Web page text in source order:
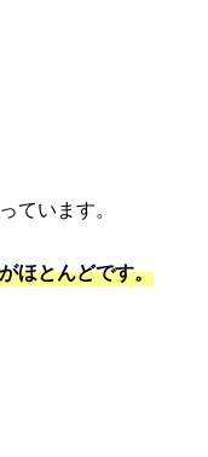
ています。
ほとんどです。